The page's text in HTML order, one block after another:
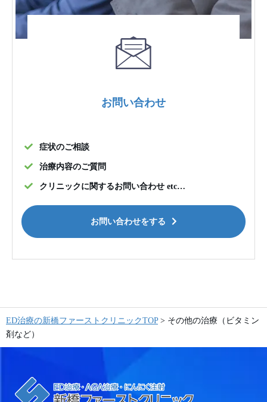
お問い合わせ
症状のご相談
治療内容のご質問
クリニックに関するお問い合わせ etc…
お問い合わせをする
ED治療の新橋ファーストクリニックTOP> その他の治療（ビタミン
剤など）